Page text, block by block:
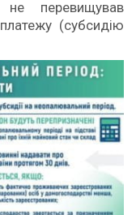
не перевищував
(субсидію